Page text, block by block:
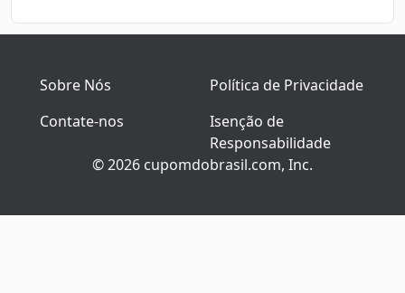
Sobre Nós
Política de Privacidade
Contate-nos
Isenção de
Responsabilidade
© 2026 cupomdobrasil.com, Inc.